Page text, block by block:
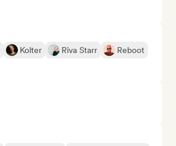
Kolter Riva Starr
Reboot